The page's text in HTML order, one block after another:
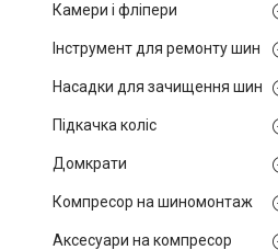
Камери і фліпери
Інструмент для ремонту шин
Насадки для зачищення шин
Підкачка коліс
Домкрати
Компресор на шиномонтаж
Аксесуари на компресор